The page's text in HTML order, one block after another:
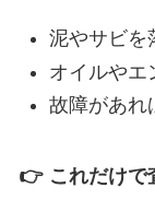
泥やサビを
オイルやエ
故障があれ
👉 これだけで